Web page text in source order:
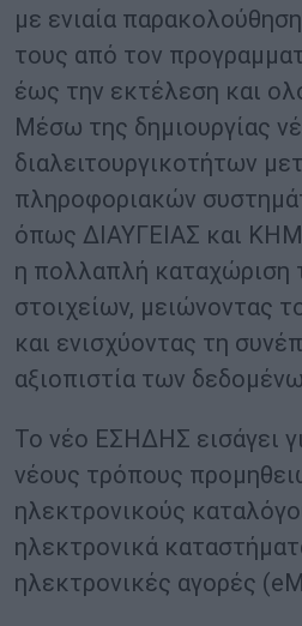
με ενιαία
τους από τον
έως την εκτέλεση και
Mέσω της δημιουργίας
διαλειτουργικοτήτων
πληροφοριακών
όπως ΔΙΑΥΓΕΙΑΣ και
η πολλαπλή καταχώριση
στοιχείων, μειώνοντας
και ενισχύοντας τη
αξιοπιστία των
Το νέο ΕΣΗΔΗΣ εισάγει
νέους τρόπους
ηλεκτρονικούς
ηλεκτρονικά
ηλεκτρονικές αγορές